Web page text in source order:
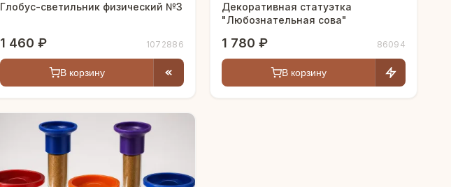
Глобус-светильник физический №3
1 460 ₽ 1072886
В корзину
Декоративная статуэтка
"Любознательная сова"
1 780 ₽ 86094
В корзину